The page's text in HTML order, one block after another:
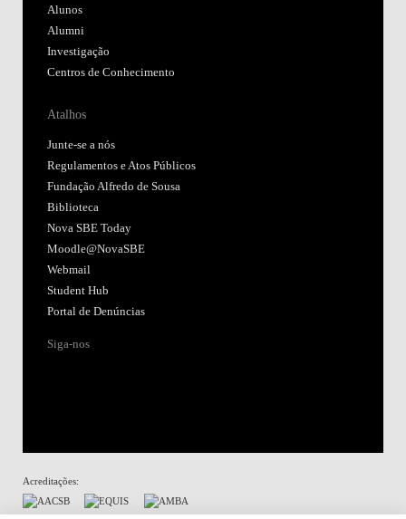
Alunos
Alumni
Investigação
Centros de Conhecimento
Atalhos
Junte-se a nós
Regulamentos e Atos Públicos
Fundação Alfredo de Sousa
Biblioteca
Nova SBE Today
Moodle@NovaSBE
Webmail
Student Hub
Portal de Denúncias
Siga-nos
Acreditações: